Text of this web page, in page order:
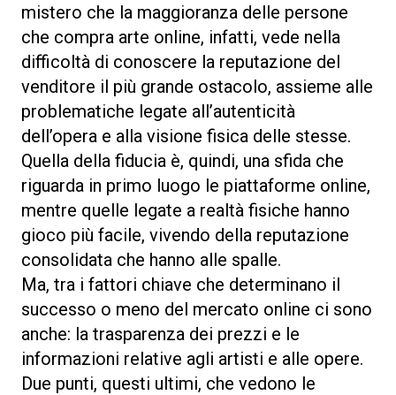
mistero che la maggioranza delle persone
che compra arte online, infatti, vede nella
difficoltà di conoscere la reputazione del
venditore il più grande ostacolo, assieme alle
problematiche legate all’autenticità
dell’opera e alla visione fisica delle stesse.
Quella della fiducia è, quindi, una sfida che
riguarda in primo luogo le piattaforme online,
mentre quelle legate a realtà fisiche hanno
gioco più facile, vivendo della reputazione
consolidata che hanno alle spalle.
Ma, tra i fattori chiave che determinano il
successo o meno del mercato online ci sono
anche: la trasparenza dei prezzi e le
informazioni relative agli artisti e alle opere.
Due punti, questi ultimi, che vedono le